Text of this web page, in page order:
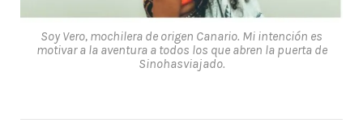
Soy Vero, mochilera de origen Canario. Mi intención es
motivar a la aventura a todos los que abren la puerta de
Sinohasviajado.